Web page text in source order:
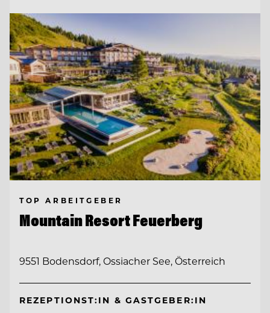
TOP ARBEITGEBER
Mountain Resort Feuerberg
9551 Bodensdorf, Ossiacher See, Österreich
REZEPTIONST:IN & GASTGEBER:IN